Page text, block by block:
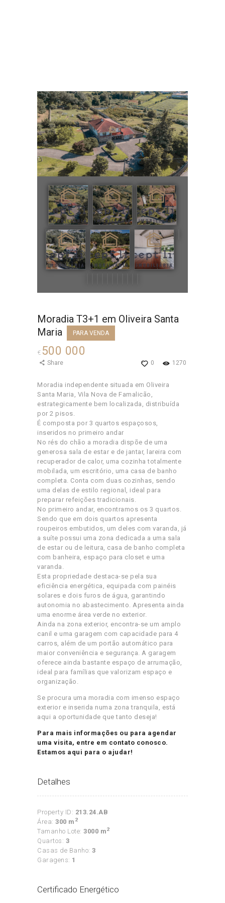
Moradia T3+1 em Oliveira Santa
Maria
PARA VENDA
€ 500 000
1270
0
Share
Moradia independente situada em Oliveira
Santa Maria, Vila Nova de Famalicão,
estrategicamente bem localizada, distribuída
por 2 pisos.
É composta por 3 quartos espaçosos,
inseridos no primeiro andar
No rés do chão a moradia dispõe de uma
generosa sala de estar e de jantar, lareira com
recuperador de calor, uma cozinha totalmente
mobilada, um escritório, uma casa de banho
completa. Conta com duas cozinhas, sendo
uma delas de estilo regional, ideal para
preparar refeições tradicionais.
No primeiro andar, encontramos os 3 quartos.
Sendo que em dois quartos apresenta
roupeiros embutidos, um deles com varanda, já
a suíte possui uma zona dedicada a uma sala
de estar ou de leitura, casa de banho completa
com banheira, espaço para closet e uma
varanda.
Esta propriedade destaca-se pela sua
eficiência energética, equipada com painéis
solares e dois furos de água, garantindo
autonomia no abastecimento. Apresenta ainda
uma enorme área verde no exterior.
Ainda na zona exterior, encontra-se um amplo
canil e uma garagem com capacidade para 4
carros, além de um portão automático para
maior conveniência e segurança. A garagem
oferece ainda bastante espaço de arrumação,
ideal para famílias que valorizam espaço e
organização.
Se procura uma moradia com imenso espaço
exterior e inserida numa zona tranquila, está
aqui a oportunidade que tanto deseja!
Para mais informações ou para agendar
uma visita, entre em contato conosco.
Estamos aqui para o ajudar!
Detalhes
Property ID: 213.24.AB
Área: 300 m 2
Tamanho Lote: 3000 m2
Quartos: 3
Casas de Banho: 3
Garagens: 1
Certificado Energético